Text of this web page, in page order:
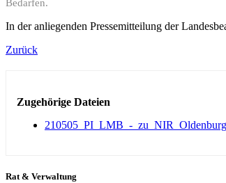
Bedarfen.
In der anliegenden Pressemitteilung der
Zurück
Zugehörige Dateien
210505_PI_LMB_-
Rat & Verwaltung